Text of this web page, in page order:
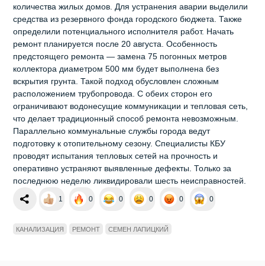
количества жилых домов. Для устранения аварии выделили
средства из резервного фонда городского бюджета. Также
определили потенциального исполнителя работ. Начать
ремонт планируется после 20 августа. Особенность
предстоящего ремонта — замена 75 погонных метров
коллектора диаметром 500 мм будет выполнена без
вскрытия грунта. Такой подход обусловлен сложным
расположением трубопровода. С обеих сторон его
ограничивают водонесущие коммуникации и тепловая сеть,
что делает традиционный способ ремонта невозможным.
Параллельно коммунальные службы города ведут
подготовку к отопительному сезону. Специалисты КБУ
проводят испытания тепловых сетей на прочность и
оперативно устраняют выявленные дефекты. Только за
последнюю неделю ликвидировали шесть неисправностей.
1 0 0 0 0 0
КАНАЛИЗАЦИЯ РЕМОНТ СЕМЕН ЛАПИЦКИЙ